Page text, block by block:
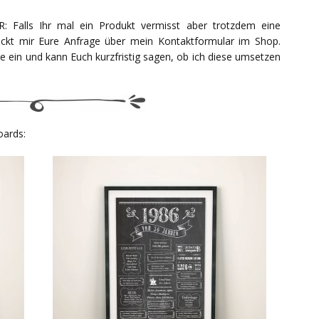
Falls Ihr mal ein Produkt vermisst aber trotzdem eine
mir Eure Anfrage über mein Kontaktformular im Shop.
ein und kann Euch kurzfristig sagen, ob ich diese umsetzen